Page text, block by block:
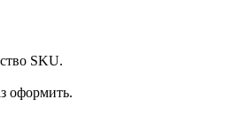
SKU.
оформить.